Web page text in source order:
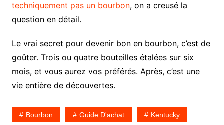
techniquement pas un bourbon, on a creusé la
question en détail.
Le vrai secret pour devenir bon en bourbon, c’est de
goûter. Trois ou quatre bouteilles étalées sur six
mois, et vous aurez vos préférés. Après, c’est une
vie entière de découvertes.
Bourbon Guide D'achat Kentucky